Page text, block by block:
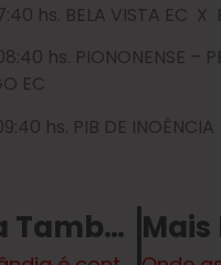
hs. BELA VISTA EC X
hs. PIONONENSE –
EC
hs. PIB DE
Veja Também